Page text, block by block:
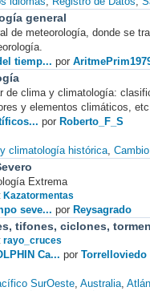
general
de meteorología, donde se
tiemp... por
de clima y climatología:
y elementos climáticos, etc
por Roberto_F_S
climatología histórica
Extrema
Kazatormentas
seve... por Reysagrado
tifones, ciclones,
rayo_cruces
Ca... por Torrelloviedo
SurOeste Australia